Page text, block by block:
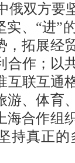
俄双方要
实、“进”
，拓展经
合作；以
互联互通
游、体育
海合作组
持真正